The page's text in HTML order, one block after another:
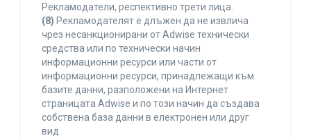
Рекламодатели, респективно трети лица.
(8) Рекламодателят е длъжен да не извлича
чрез несанкционирани от Adwise технически
средства или по технически начин
информационни ресурси или части от
информационни ресурси, принадлежащи към
базите данни, разположени на Интернет
страницата Adwise и по този начин да създава
собствена база данни в електронен или друг
вид.